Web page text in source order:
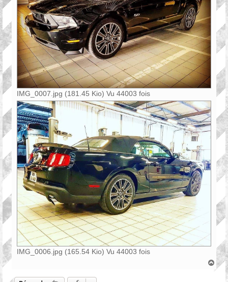
IMG_0007.jpg (181.45 Kio) Vu 44003 fois
IMG_0006.jpg (165.54 Kio) Vu 44003 fois
H
a